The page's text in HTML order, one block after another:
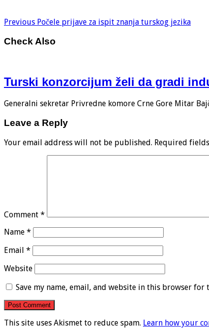
Previous Počele prijave za ispit znanja turskog jezika
Check Also
Turski konzorcijum želi da gradi
Generalni sekretar Privredne komore Crne Gore Mitar
Leave a Reply
Your email address will not be published. Required
Comment *
Name *
Email *
Website
Save my name, email, and website in this browser for
This site uses Akismet to reduce spam. Learn how your